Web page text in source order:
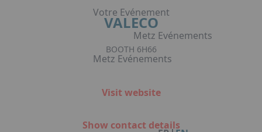
Halls d'exposition
Auditorium du Centre de Conventions
Foyer du Centre de Conventions
Salles de réunion & conférence
Votre Evénement
Votre Evénement
à Metz
Organisation de dîners / soirées de gala
Metz Evénements
Metz Evénements
Metz Evénements
Accéder au complexe
Facebook
VALECO
BOOTH 6H66
Visit website
Show contact details